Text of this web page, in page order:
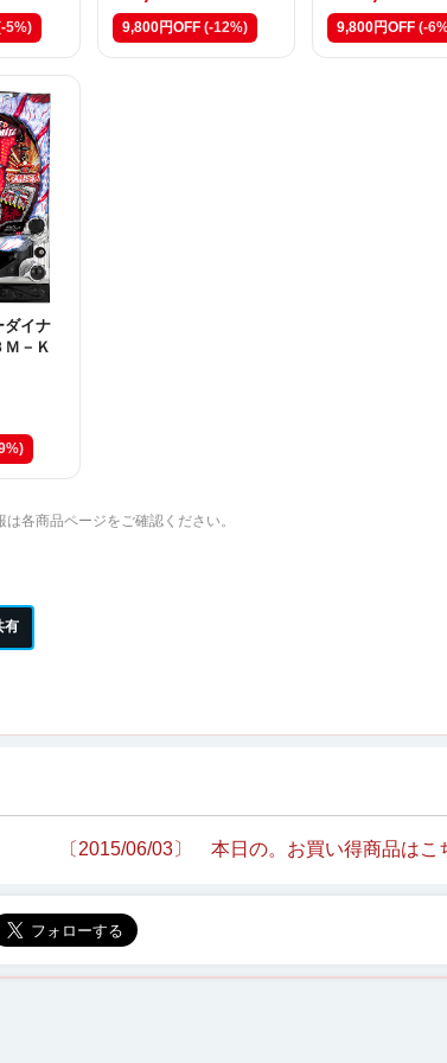
5%) 9,800円OFF (-12%) 9,800円OFF (-
ダイナ
－Ｋ
各商品ページをご確認ください。
〔2015/06/03〕 本日の。お買い得商品はこ